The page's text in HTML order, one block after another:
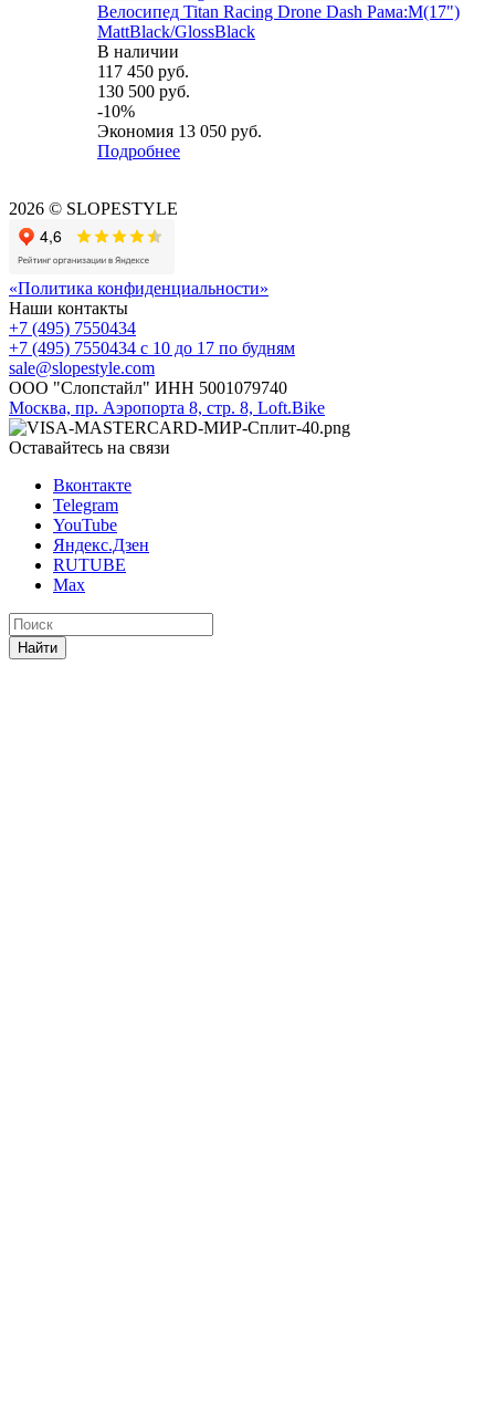
Велосипед Titan Racing Drone Dash Рама:M(17")
MattBlack/GlossBlack
В наличии
117 450 руб.
130 500 руб.
-10%
Экономия 13 050 руб.
Подробнее
2026 © SLOPESTYLE
«Политика конфиденциальности»
Наши контакты
+7 (495) 7550434
+7 (495) 7550434 с 10 до 17 по будням
sale@slopestyle.com
ООО "Слопстайл" ИНН 5001079740
Москва, пр. Аэропорта 8, стр. 8, Loft.Bike
Оставайтесь на связи
Вконтакте
Telegram
YouTube
Яндекс.Дзен
RUTUBE
Max
Найти